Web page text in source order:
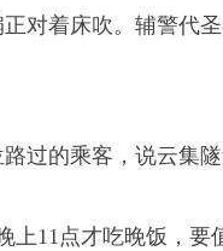
着床吹。辅警代
的乘客，说云集
11点才吃晚饭，要